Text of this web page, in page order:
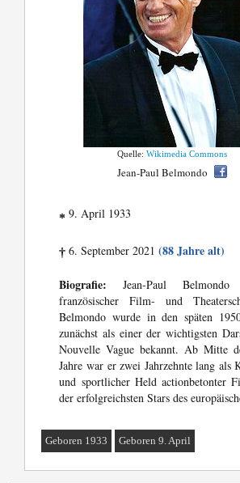
Quelle:Wikimedia Commons
Jean-Paul Belmondo
* 9. April 1933
† 6. September 2021(88 Jahre alt)
Biografie: Jean-Paul
französischer Film- und
Belmondo wurde in den späten
zunächst als einer der wichtigsten
Nouvelle Vague bekannt. Ab Mitte
Jahre war er zwei Jahrzehnte lang als
und sportlicher Held actionbetonter
der erfolgreichsten Stars des
Geboren 1933 Geboren 9. April